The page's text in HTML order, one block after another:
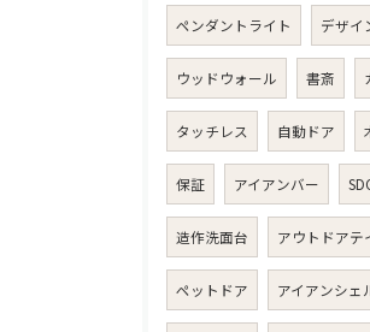
ペンダントライト デザイ
ウッドウォール 書斎
タッチレス 自動ドア
保証 アイアンバー
造作洗面台 アウトドアテ
ペットドア アイアンシェ